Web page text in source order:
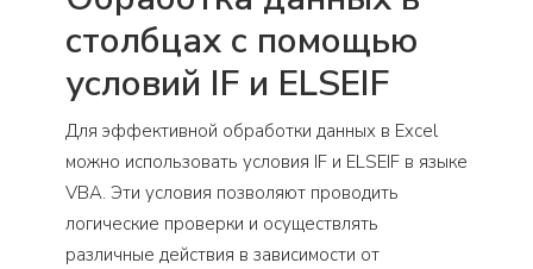
столбцах с помощью
условий IF и ELSEIF
Для эффективной обработки данных в Excel
можно использовать условия IF и ELSEIF в языке
VBA. Эти условия позволяют проводить
логические проверки и осуществлять
различные действия в зависимости от